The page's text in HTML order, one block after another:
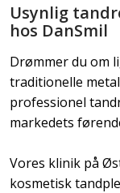
Usynlig
hos DanSmil
Drømmer du om
traditionelle
professionel
markedets
Vores klinik på
kosmetisk